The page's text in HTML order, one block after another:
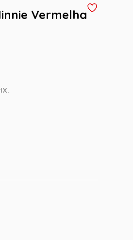
Vermelha